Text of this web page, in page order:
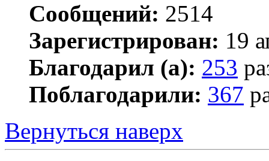
Сообщений: 2514
Зарегистрирован: 19
Благодарил (а): 253
Поблагодарили: 367
Вернуться наверх